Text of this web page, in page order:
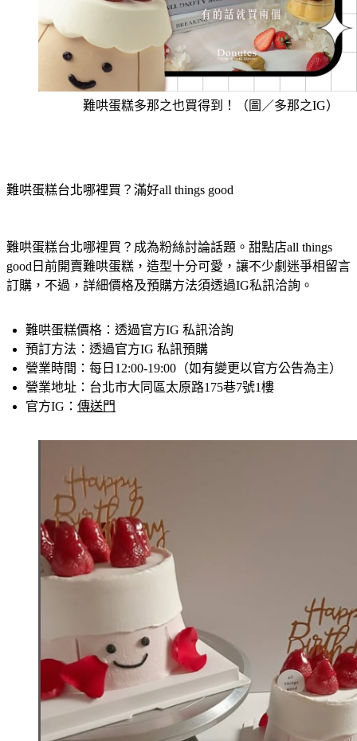
難哄蛋糕多那之也買得到！（圖／多那之IG）
難哄蛋糕台北哪裡買？滿好all things good
難哄蛋糕台北哪裡買？成為粉絲討論話題。甜點店all things
good日前開賣難哄蛋糕，造型十分可愛，讓不少劇迷爭相留言
訂購，不過，詳細價格及預購方法須透過IG私訊洽詢。
難哄蛋糕價格： 透過官方IG 私訊洽詢
預訂方法： 透過官方IG 私訊預購
營業時間： 每日12:00-19:00（如有變更以官方公告為主）
營業地址： 台北市大同區太原路175巷7號1樓
官方IG： 傳送門